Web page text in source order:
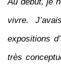
vivre.
expositions
très